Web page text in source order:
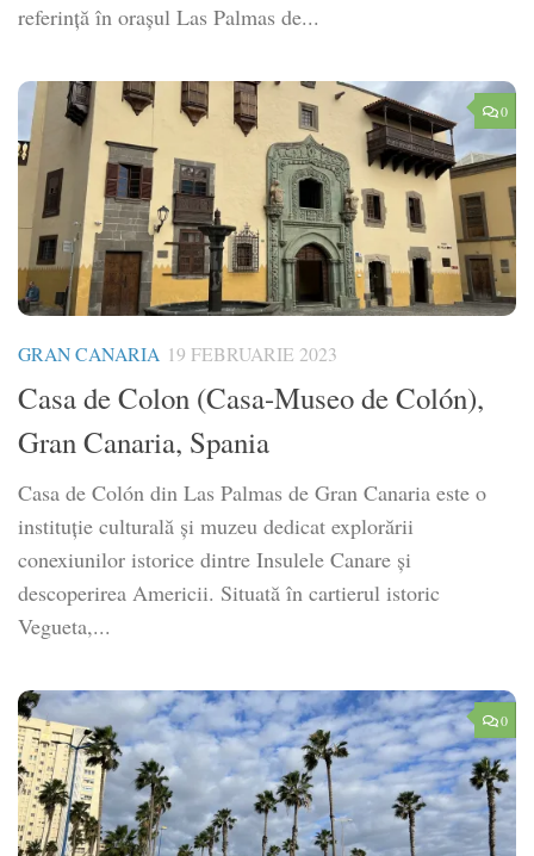
referinţă în oraşul Las Palmas de...
0
GRAN CANARIA 19 FEBRUARIE 2023
Casa de Colon (Casa-Museo de Colón),
Gran Canaria, Spania
Casa de Colón din Las Palmas de Gran Canaria este o
instituţie culturală şi muzeu dedicat explorării
conexiunilor istorice dintre Insulele Canare şi
descoperirea Americii. Situată în cartierul istoric
Vegueta,...
0